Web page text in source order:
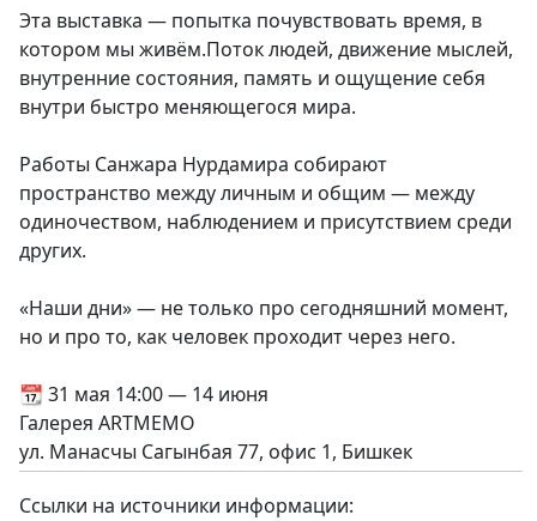
Эта выставка — попытка почувствовать время, в
котором мы живём.Поток людей, движение мыслей,
внутренние состояния, память и ощущение себя
внутри быстро меняющегося мира.
Работы Санжара Нурдамира собирают
пространство между личным и общим — между
одиночеством, наблюдением и присутствием среди
других.
«Наши дни» — не только про сегодняшний момент,
но и про то, как человек проходит через него.
📆 31 мая 14:00 — 14 июня
Галерея ARTMEMO
ул. Манасчы Сагынбая 77, офис 1, Бишкек
Ссылки на источники информации: